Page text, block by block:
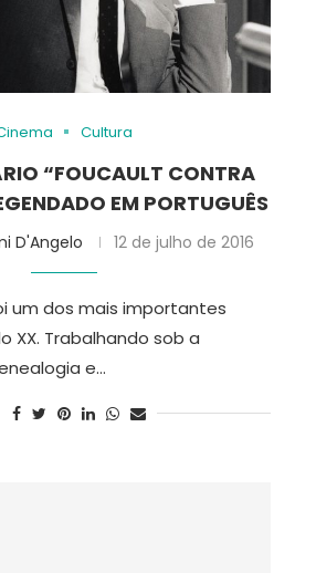
Cultura
“FOUCAULT CONTRA
EM PORTUGUÊS
D'Angelo 12 de julho de 2016
um dos mais importantes
XX. Trabalhando sob a
e…